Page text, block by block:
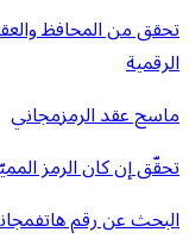
تحقق من المحافظ
الرقمية
ماسح عقد الرمزمجاني
تحقّق إن كان الرمز
البحث عن رقم هاتف